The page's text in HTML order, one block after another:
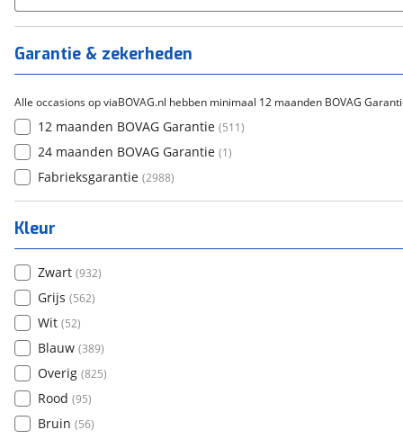
Tica
Garantie & zekerheden
Alle occasions op viaBOVAG.nl hebben minimaal 12 maanden BOVAG
12 maanden BOVAG Garantie (511)
24 maanden BOVAG Garantie (1)
Fabrieksgarantie (2988)
Kleur
Zwart (932)
Grijs (562)
Wit (52)
Blauw (389)
Overig (825)
Rood (95)
Bruin (56)